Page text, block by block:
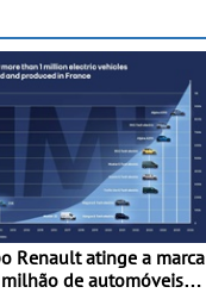
Renault atinge a marca
de automóveis